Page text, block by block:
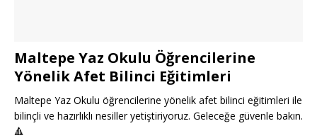
Maltepe Yaz Okulu Öğrencilerine
Yönelik Afet Bilinci Eğitimleri
Maltepe Yaz Okulu öğrencilerine yönelik afet bilinci eğitimleri ile
bilinçli ve hazırlıklı nesiller yetiştiriyoruz. Geleceğe güvenle bakın.
🔺